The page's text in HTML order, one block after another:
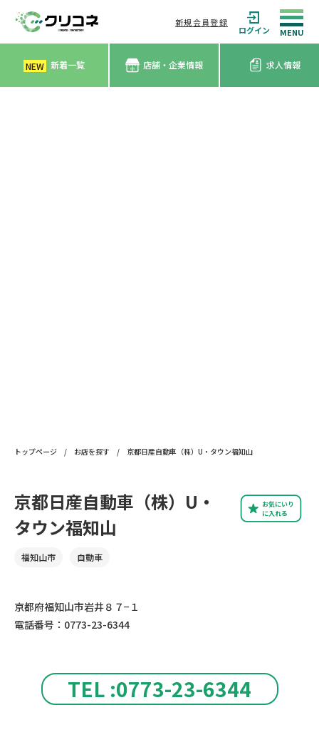
新規会員登録
ログイン
NEW 新着一覧 店舗・企業情報 求人情報
トップページ / お店を探す / 京都日産自動車（株）U・タウン福知山
TEL :0773-23-6344
お気にいり
に入れる
京都日産自動車（株）U・
タウン福知山
福知山市 自動車
京都府福知山市岩井８７−１
電話番号：0773-23-6344